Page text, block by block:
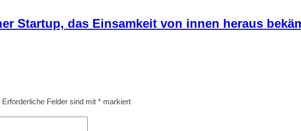
Startup, das Einsamkeit von innen heraus
Erforderliche Felder sind mit * markiert